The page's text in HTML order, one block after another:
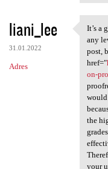
liani_lee
31.01.2022
Adres
It’s a
It’s a
any
post,
href="
on-
would
the
your